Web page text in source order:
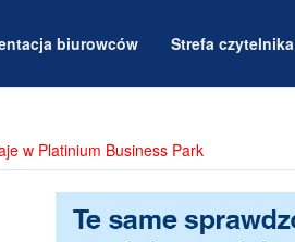
biurowców Strefa czytelnika
w Platinium Business Park